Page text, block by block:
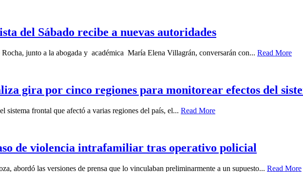
del Sábado recibe a nuevas autoridades
Rocha, junto a la abogada y académica María Elena Villagrán, conversarán con... Read More
gira por cinco regiones para monitorear efectos del
sistema frontal que afectó a varias regiones del país, el... Read More
de violencia intrafamiliar tras operativo policial
abordó las versiones de prensa que lo vinculaban preliminarmente a un supuesto... Read More